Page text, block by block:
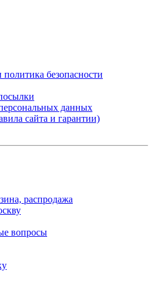
безопасности
данных
сайта и гарантии)
распродажа
вопросы